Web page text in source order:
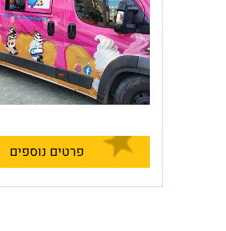
פרטים נוספים